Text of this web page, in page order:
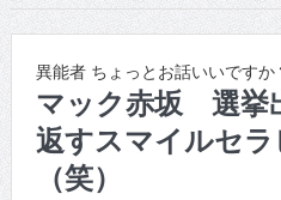
CINEMA×STYLE 288号
CINEMA×STYLE 287号
CINEMA×STYLE 286号
異能者 ちょっとお話いいです
マック赤坂 選挙
返すスマイルセラ
（笑）